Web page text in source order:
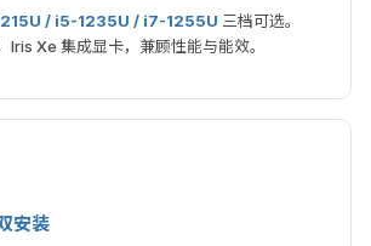
/ i5-1235U / i7-1255U 三档可选。
Iris Xe 集成显卡，兼顾性能与能效。
安装